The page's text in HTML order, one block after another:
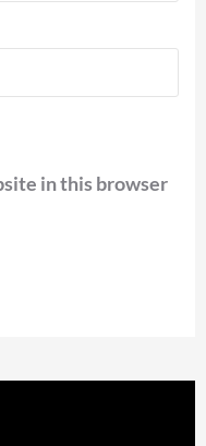
in this browser